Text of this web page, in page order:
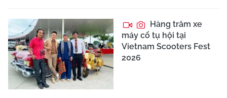
Hàng trăm xe
máy cổ tụ hội tại
Vietnam Scooters Fest
2026